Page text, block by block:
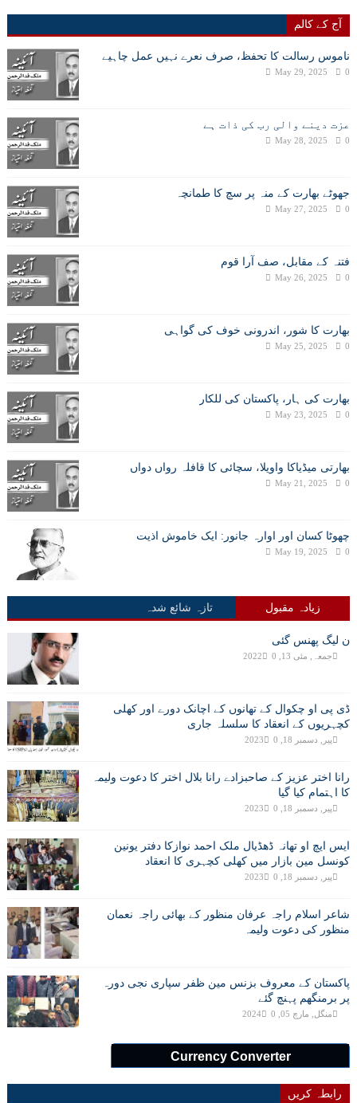
آج کے کالم
ناموس رسالت کا تحفظ، صرف نعرے نہیں عمل چاہیے
May 29, 2025 0
عزت دینے والی رب کی ذات ہے
May 28, 2025 0
جھوٹے بھارت کے منہ پر سچ کا طمانچہ
May 27, 2025 0
فتنہ کے مقابل، صف آرا قوم
May 26, 2025 0
بھارت کا شور، اندرونی خوف کی گواہی
May 25, 2025 0
بھارت کی ہار، پاکستان کی للکار
May 23, 2025 0
بھارتی میڈیاکا واویلا، سچائی کا قافلہ رواں دواں
May 21, 2025 0
چھوٹا کسان اور اوارہ جانور: ایک خاموش اذیت
May 19, 2025 0
زیادہ مقبول تازہ شائع شدہ
ن لیگ پھنس گئی
جمعہ, مئی 13, 2022 0
ڈی پی او چکوال کے تھانوں کے اچانک دورے اور کھلی
کچہریوں کے انعقاد کا سلسلہ جاری
پیر, دسمبر 18, 2023 0
رانا اختر عزیز کے صاحبزادے رانا بلال اختر کا دعوت ولیمہ
کا اہتمام کیا گیا
پیر, دسمبر 18, 2023 0
ایس ایچ او تھانہ ڈھڈیال ملک احمد نوازکا دفتر یونین
کونسل مین بازار میں کھلی کچہری کا انعقاد
پیر, دسمبر 18, 2023 0
شاعر اسلام راجہ عرفان منظور کے بھائی راجہ نعمان
منظور کی دعوت ولیمہ
پاکستان کے معروف بزنس مین ظفر سپاری نجی دورہ
پر برمنگھم پہنچ گئے
منگل, مارچ 05, 2024 0
Currency Converter
رابطہ کریں